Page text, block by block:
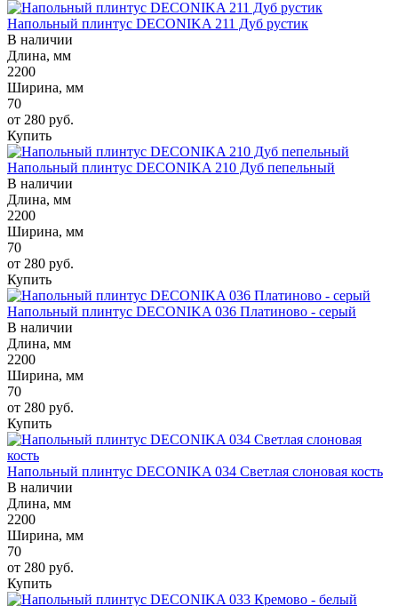
Напольный плинтус DECONIKA 211 Дуб рустик
В наличии
Длина, мм
2200
Ширина, мм
70
от 280 руб.
Купить
Напольный плинтус DECONIKA 210 Дуб пепельный
В наличии
Длина, мм
2200
Ширина, мм
70
от 280 руб.
Купить
Напольный плинтус DECONIKA 036 Платиново - серый
В наличии
Длина, мм
2200
Ширина, мм
70
от 280 руб.
Купить
Напольный плинтус DECONIKA 034 Светлая слоновая кость
В наличии
Длина, мм
2200
Ширина, мм
70
от 280 руб.
Купить